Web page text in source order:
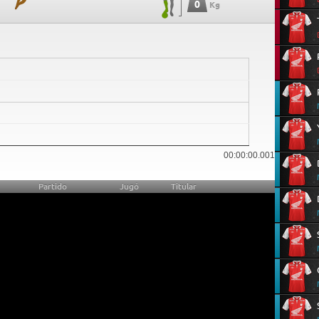
0 Kg
00:00:00.001
Partido Jugó Titular